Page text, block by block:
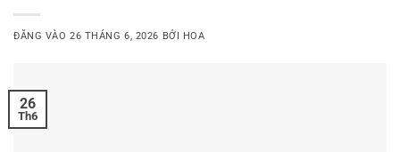
ĐĂNG VÀO26 THÁNG 6, 2026 BỞI HOA
26
Th6